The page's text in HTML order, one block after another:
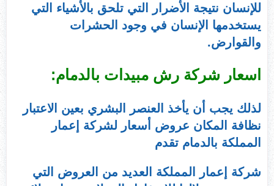
للإنسان نتيجة الأضرار التي تلحق بالأشياء التي
يستخدمها الإنسان في وجود الحشرات
والقوارض.
اسعار شركة رش مبيدات بالدمام:
لذلك يجب أن يأخذ العنصر البشري بعين الاعتبار
نظافة المكان عروض أسعار لشركة إعمار
المملكة بالدمام تقدم
شركة إعمار المملكة العديد من العروض التي